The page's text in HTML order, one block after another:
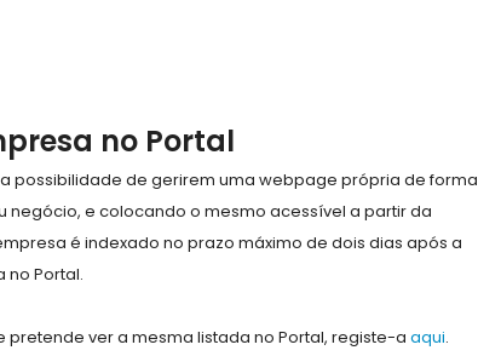
no Portal
possibilidade de gerirem uma webpage própria de forma
e colocando o mesmo acessível a partir da
é indexado no prazo máximo de dois dias após a
Portal.
ver a mesma listada no Portal, registe-a aqui.